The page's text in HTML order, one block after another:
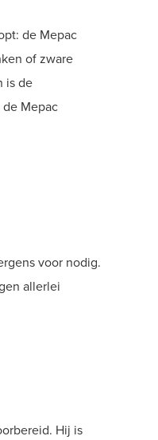
de Mepac
of zware
is de
Mepac
voor nodig.
allerlei
Hij is